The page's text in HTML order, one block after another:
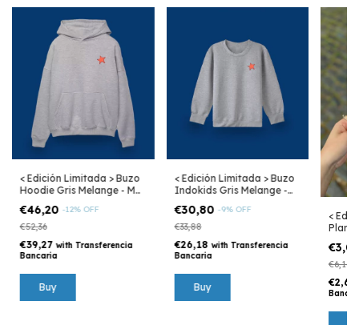
< Edición Limitada > Buzo
Hoodie Gris Melange - Mar
€46,20 -12% OFF
€52,36
€39,27with Transferencia
Bancaria
Buy
< Edición Limitada > Buzo
Indokids Gris Melange -
€30,80 -9% OFF
€33,88
€26,18with Transferencia
Bancaria
Buy
<
€6,16
€2,62